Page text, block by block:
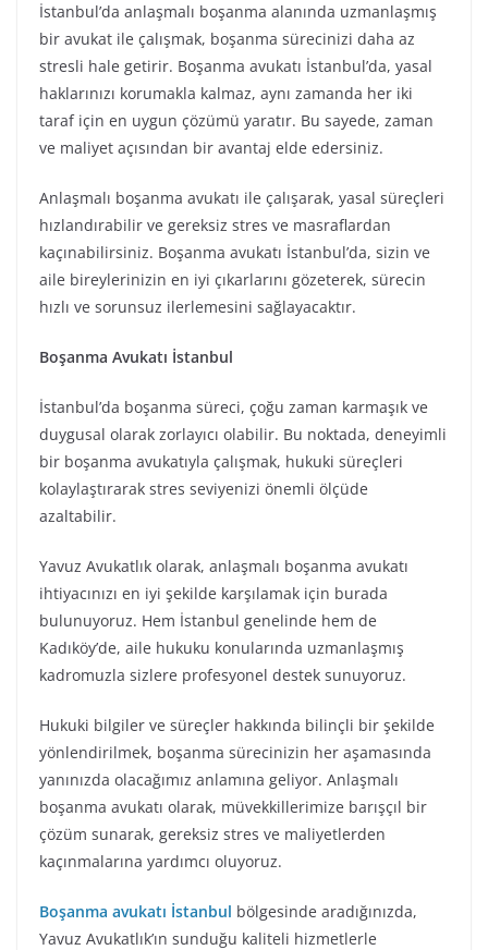
İstanbul’da anlaşmalı boşanma alanında uzmanlaşmış
bir avukat ile çalışmak, boşanma sürecinizi daha az
stresli hale getirir. Boşanma avukatı İstanbul’da, yasal
haklarınızı korumakla kalmaz, aynı zamanda her iki
taraf için en uygun çözümü yaratır. Bu sayede, zaman
ve maliyet açısından bir avantaj elde edersiniz.
Anlaşmalı boşanma avukatı ile çalışarak, yasal süreçleri
hızlandırabilir ve gereksiz stres ve masraflardan
kaçınabilirsiniz. Boşanma avukatı İstanbul’da, sizin ve
aile bireylerinizin en iyi çıkarlarını gözeterek, sürecin
hızlı ve sorunsuz ilerlemesini sağlayacaktır.
Boşanma Avukatı İstanbul
İstanbul’da boşanma süreci, çoğu zaman karmaşık ve
duygusal olarak zorlayıcı olabilir. Bu noktada, deneyimli
bir boşanma avukatıyla çalışmak, hukuki süreçleri
kolaylaştırarak stres seviyenizi önemli ölçüde
azaltabilir.
Yavuz Avukatlık olarak, anlaşmalı boşanma avukatı
ihtiyacınızı en iyi şekilde karşılamak için burada
bulunuyoruz. Hem İstanbul genelinde hem de
Kadıköy’de, aile hukuku konularında uzmanlaşmış
kadromuzla sizlere profesyonel destek sunuyoruz.
Hukuki bilgiler ve süreçler hakkında bilinçli bir şekilde
yönlendirilmek, boşanma sürecinizin her aşamasında
yanınızda olacağımız anlamına geliyor. Anlaşmalı
boşanma avukatı olarak, müvekkillerimize barışçıl bir
çözüm sunarak, gereksiz stres ve maliyetlerden
kaçınmalarına yardımcı oluyoruz.
Boşanma avukatı İstanbul bölgesinde aradığınızda,
Yavuz Avukatlık’ın sunduğu kaliteli hizmetlerle